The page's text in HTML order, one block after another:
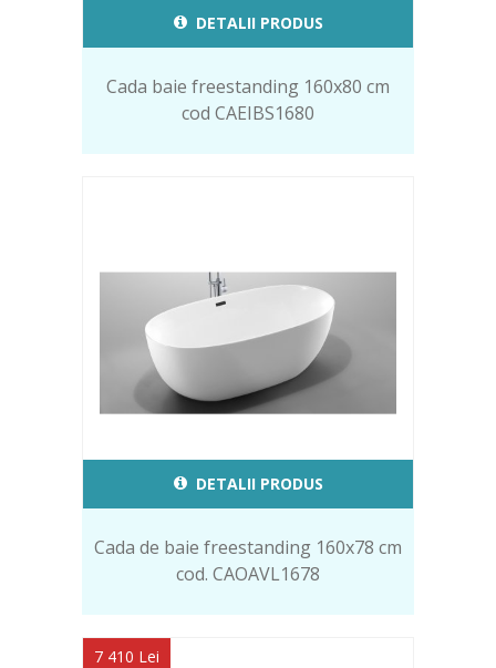
DETALII PRODUS
Cada baie freestanding 160x80 cm
cod CAEIBS1680
DETALII PRODUS
Cada de baie freestanding 160x78 cm
cod. CAOAVL1678
7 410 Lei